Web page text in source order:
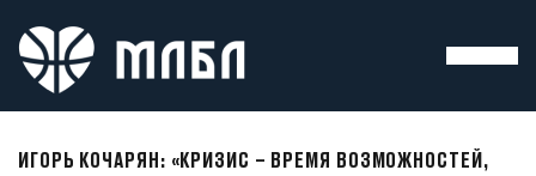
ИГОРЬ КОЧАРЯН: «КРИЗИС – ВРЕМЯ ВОЗМОЖНОСТЕЙ,